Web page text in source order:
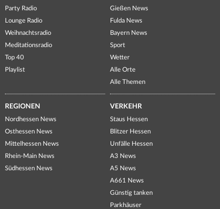
Party Radio
Lounge Radio
Weihnachtsradio
Meditationsradio
Top 40
Playlist
Gießen News
Fulda News
Bayern News
Sport
Wetter
Alle Orte
Alle Themen
REGIONEN
Nordhessen News
Osthessen News
Mittelhessen News
Rhein-Main News
Südhessen News
VERKEHR
Staus Hessen
Blitzer Hessen
Unfälle Hessen
A3 News
A5 News
A661 News
Günstig tanken
Parkhäuser